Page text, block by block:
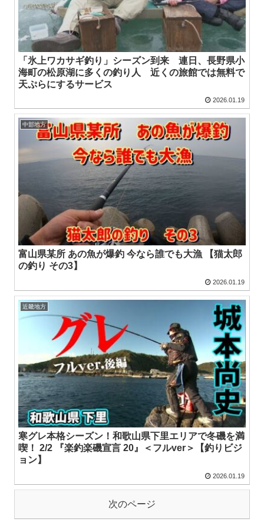
「氷上ワカサギ釣り」シーズン到来 連日、長野県小
海町の松原湖に多くの釣り人 近くの旅館では無料で
天ぷらにするサービス
2026.01.19
中部地方
富山県某所 あの魚が爆釣 今なら誰でも大漁 【猫太郎
の釣り その3】
2026.01.19
近畿地方
寒グレ本格シーズン！和歌山県下里エリアで冬磯を満
喫！ 2/2 『楽釣楽磯宣言 20』＜フルver＞【釣りビジ
ョン】
2026.01.19
次のページ